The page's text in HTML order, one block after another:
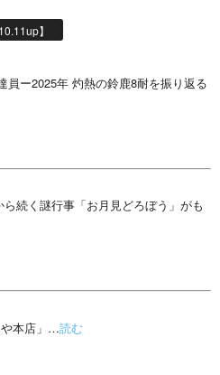
】
員ー2025年 灼熱の鈴鹿8耐を振り返る
続く謎行事「お月見どろぼう」がも
や本店」…読む